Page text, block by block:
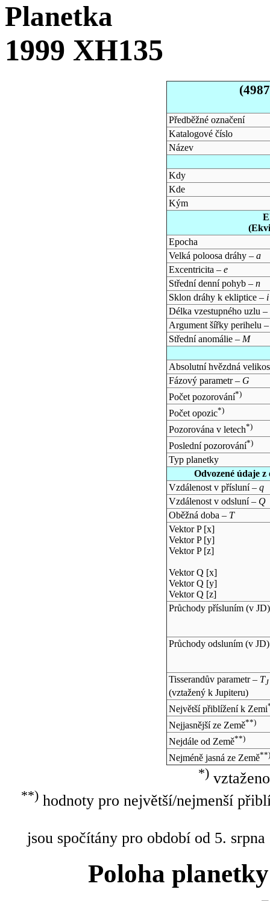
Planetka
1999 XH135
Předběžné označení
Katalogové číslo
Název
Kdy
Kde
Kým
Epocha
Velká poloosa dráhy – a
Excentricita – e
Střední denní pohyb – n
Sklon dráhy k ekliptice – i
Délka vzestupného uzlu –
Argument šířky perihelu
Střední anomálie – M
Absolutní hvězdná
Fázový parametr – G
Počet pozorování*)
Počet opozic*)
Pozorována v letech*)
Poslední pozorování*)
Typ planetky
Odvozené údaje
Vzdálenost v přísluní – q
Vzdálenost v odsluní – Q
Oběžná doba – T
Vektor P [x]
Vektor P [y]
Vektor P [z]
Vektor Q [x]
Vektor Q [y]
Vektor Q [z]
Průchody přísluním (v JD)
Průchody odsluním (v JD)
Tisserandův parametr – TJ
(vztažený k Jupiteru)
Největší přiblížení k Zemi
Nejjasnější ze Země**)
Nejdále od Země**)
Nejméně jasná ze Země**)
*)
**)hodnoty pro největší/nejmenší
jsou spočítány pro období od 5.
Poloha